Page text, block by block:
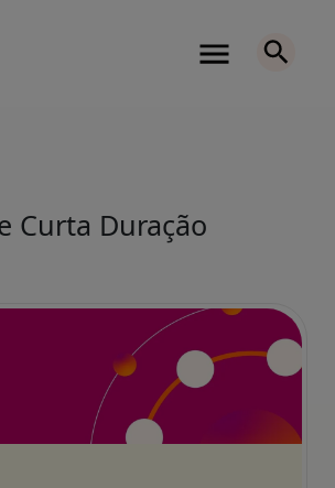
Curta Duração